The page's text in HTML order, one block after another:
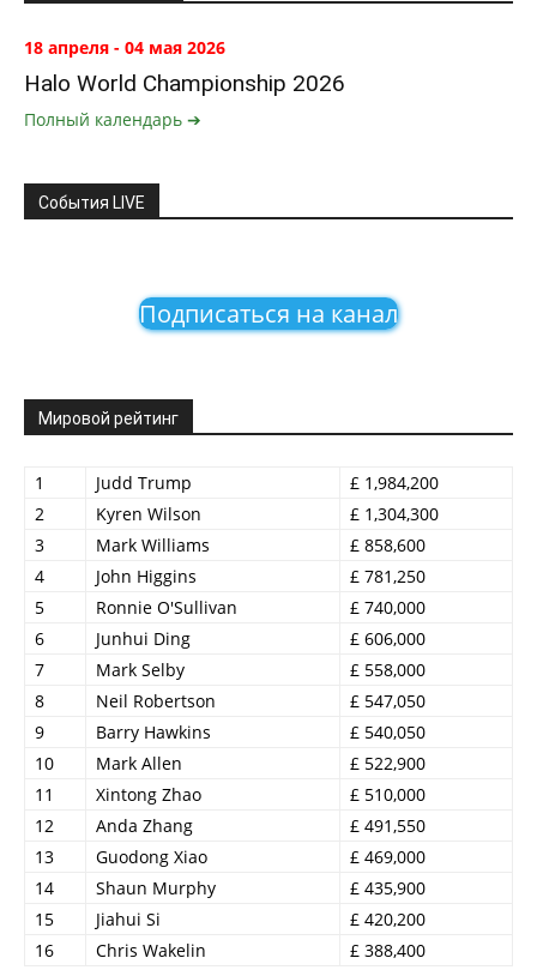
18 апреля - 04 мая 2026
Halo World Championship 2026
Полный календарь ➔
События LIVE
Подписаться на канал
Мировой рейтинг
1 Judd Trump
£ 1,984,200
2
Kyren Wilson
£ 1,304,300
3
Mark Williams
£ 858,600
4
John Higgins
£ 781,250
5
Ronnie O'Sullivan
£ 740,000
6
Junhui Ding
£ 606,000
7
Mark Selby
£ 558,000
8
Neil Robertson
£ 547,050
9
Barry Hawkins
£ 540,050
10
Mark Allen
£ 522,900
11
Xintong Zhao
£ 510,000
12
Anda Zhang
£ 491,550
13
Guodong Xiao
£ 469,000
14
Shaun Murphy
£ 435,900
15
Jiahui Si
£ 420,200
16
Chris Wakelin £ 388,400